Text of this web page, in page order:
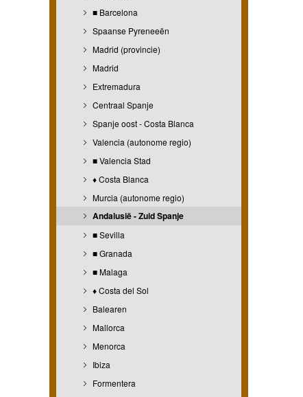
■ Barcelona
Spaanse Pyreneeën
Madrid (provincie)
Madrid
Extremadura
Centraal Spanje
Spanje oost - Costa Blanca
Valencia (autonome regio)
■ Valencia Stad
♦ Costa Blanca
Murcia (autonome regio)
Andalusië - Zuid Spanje
■ Sevilla
■ Granada
■ Malaga
♦ Costa del Sol
Balearen
Mallorca
Menorca
Ibiza
Formentera